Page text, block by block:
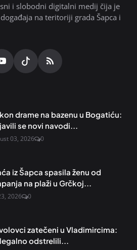
i slobodni digitalni medij čija je
na teritoriji grada Šapca i
drame na bazenu u Bogatiću:
se novi navodi...
03, 2026 0
iz Šapca spasila ženu od
na plaži u Grčkoj...
2026 0
zatečeni u Vladimircima:
odstrelili...